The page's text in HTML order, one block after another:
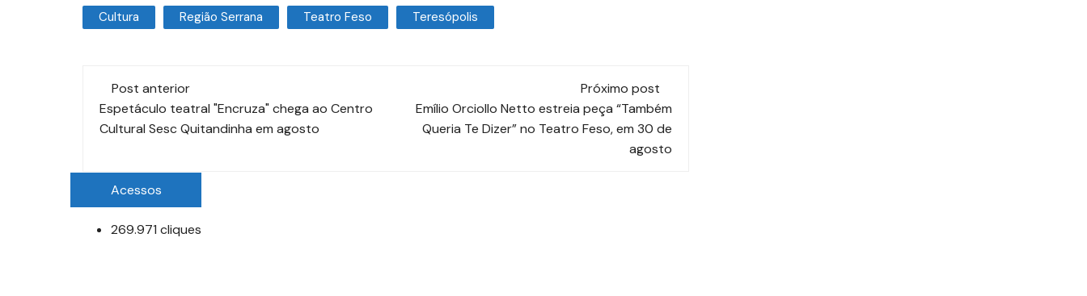
Cultura Região Serrana Teatro Feso Teresópolis
Post anterior
Espetáculo teatral "Encruza" chega ao Centro
Cultural Sesc Quitandinha em agosto
Próximo post
Emílio Orciollo Netto estreia peça “Também
Queria Te Dizer” no Teatro Feso, em 30 de
agosto
Acessos
269.971 cliques